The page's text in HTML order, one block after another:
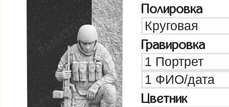
Полировка
Гравировка
Цветник